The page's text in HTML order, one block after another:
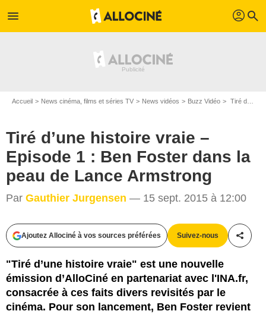
menu profil search
Accueil News cinéma, films et séries TV News vidéos Buzz Vidéo Tiré d’une histoire vraie – Episode 1 : Ben Foster dans la peau de Lance Armstrong
Tiré d’une histoire vraie –
Episode 1 : Ben Foster dans la
peau de Lance Armstrong
Par Gauthier Jurgensen — 15 sept. 2015 à 12:00
Ajoutez Allociné à vos sources préférées Suivez-nous
"Tiré d’une histoire vraie" est une nouvelle
émission d’AlloCiné en partenariat avec l'INA.fr,
consacrée à ces faits divers revisités par le
cinéma. Pour son lancement, Ben Foster revient